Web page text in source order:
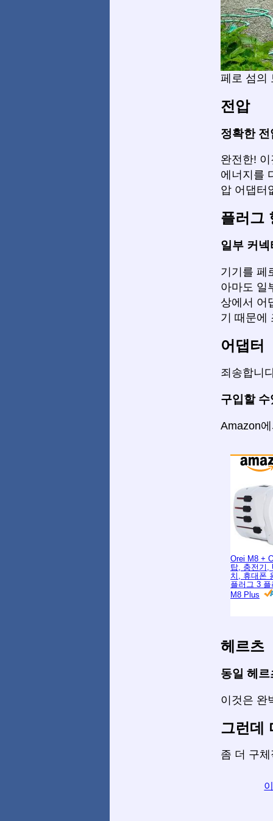
페로 섬의
전압
정확한 전
완전한!
에너지를
압 어댑터
플러그
일부 커
기기를 페
아마도 일
상에서 어
기 때문에
어댑터
죄송합니
구입할
Amazon
Orei M8 +
탑, 충전기,
치, 휴대폰
플러그 3
M8 Plus
헤르츠
동일 헤르
이것은 완
그런데
좀 더 구